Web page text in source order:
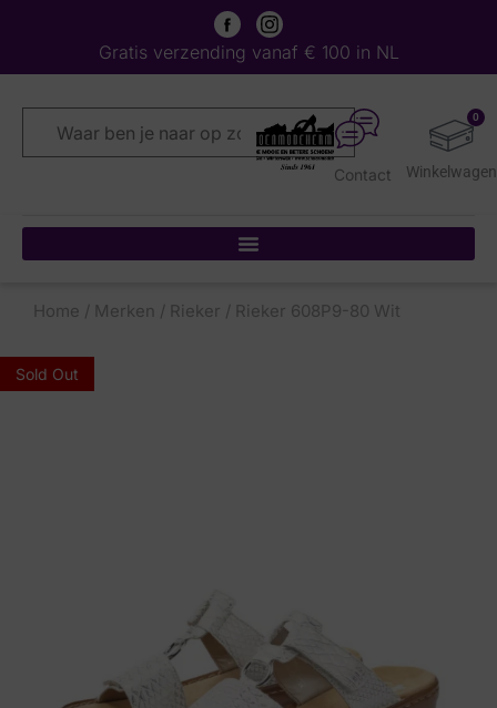
Gratis verzending vanaf € 100 in NL
0
Contact
Home / Merken / Rieker / Rieker 608P9-80 Wit
Sold Out